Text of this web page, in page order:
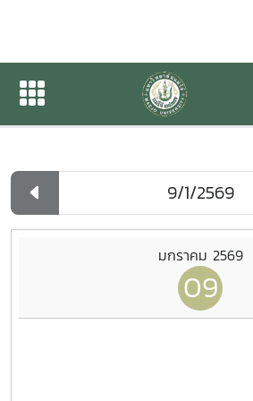
ปฏิทินกิจกรรมของห
ปฏิทินกิจกรรมของหน่วยงาน
มกราคม 2569
09